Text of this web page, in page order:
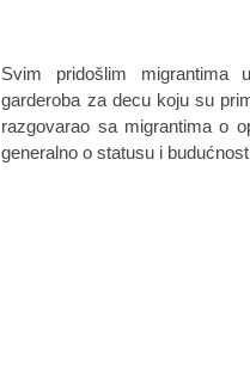
Svim pridošlim
garderoba za decu koju su
razgovarao sa migrantima o
generalno o statusu i